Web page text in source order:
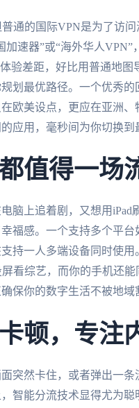
通的国际VPN是为了访
速器”或“海外华人
验差距，好比用普通地
划最优路径。一个优秀
欧美设点，更应在亚洲
应用，毫秒间为你切换到
值得一场
脑上追着剧，又想用
福感。一个支持多个平台
持一人多端设备同时使
看综艺，而你的手机还
保你的数字生活不被地域
顿，专注
突然卡住，或者弹出一
智能分流技术显得尤为